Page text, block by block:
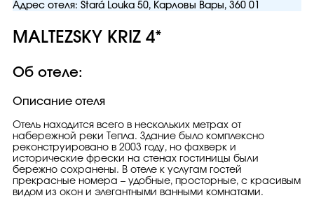
Адрес отеля: Stará Louka 50, Карловы Вары, 360 01
MALTEZSKY KRIZ 4*
Об отеле:
Описание отеля
Отель находится всего в нескольких метрах от
набережной реки Тепла. Здание было комплексно
реконструировано в 2003 году, но фахверк и
исторические фрески на стенах гостиницы были
бережно сохранены. В отеле к услугам гостей
прекрасные номера – удобные, просторные, с красивым
видом из окон и элегантными ванными комнатами.